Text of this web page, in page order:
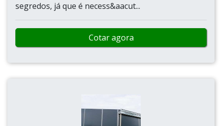
segredos, já que é necess&aacut...
Cotar agora